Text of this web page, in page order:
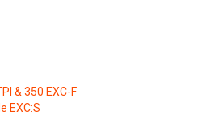
& 350 EXC-F
EXC:S